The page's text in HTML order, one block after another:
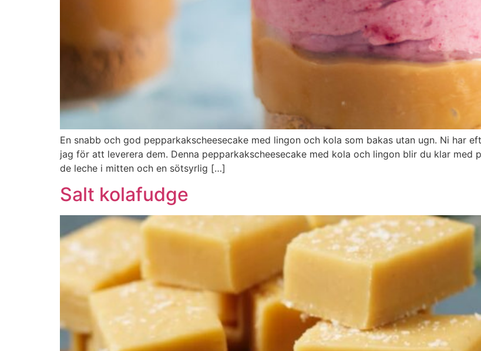
En snabb och god pepparkakscheesecake med lingon och kola som bakas utan ugn. Ni har
jag för att leverera dem. Denna pepparkakscheesecake med kola och lingon blir du klar med
de leche i mitten och en sötsyrlig […]
Salt kolafudge